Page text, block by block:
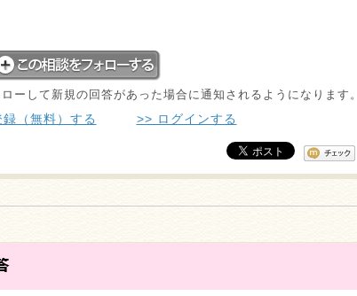
ーして新規の回答があった場合に通知されるようになります。
（無料）する >> ログインする